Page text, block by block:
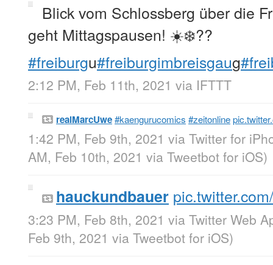
Blick vom Schlossberg über die
geht Mittagspausen! ☀️❄️??
#freiburgu#freiburgimbreisgaug
2:12 PM, Feb 11th, 2021 via IFTTT
realMarcUwe#kaengurucomics #zeitonline
1:42 PM, Feb 9th, 2021 via Twitter for
AM, Feb 10th, 2021 via Tweetbot for iΟS)
hauckundbauer
3:23 PM, Feb 8th, 2021 via Twitter Web
Feb 9th, 2021 via Tweetbot for iΟS)